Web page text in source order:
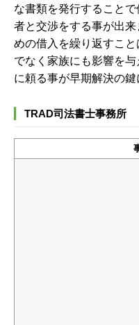
な書類を発行すること
者と交渉をする事が出
めの借入を繰り返すこ
でなく家族にも影響を
に頼る事が早期解決の鍵
TRAD司法書士事務所